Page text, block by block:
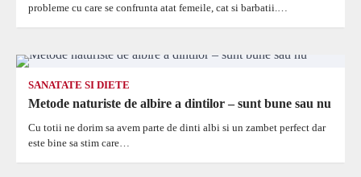
probleme cu care se confrunta atat femeile, cat si barbatii.…
SANATATE SI DIETE
Metode naturiste de albire a dintilor – sunt bune sau nu
Cu totii ne dorim sa avem parte de dinti albi si un zambet perfect dar
este bine sa stim care…